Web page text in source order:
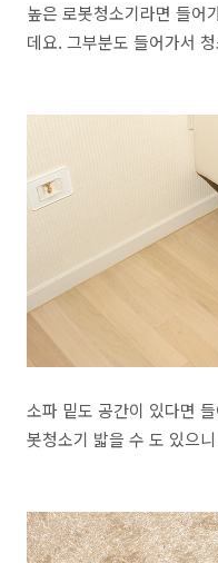
높은 로봇청소기라면 들어
데요. 그부분도 들어가서
소파 밑도 공간이 있다면
봇청소기 밟을 수 도 있으